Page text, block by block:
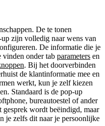
De te tonen
zijn volledig naar wens van
De informatie die je
vinden onder tab parameters en
. Bij het doorverbinden
de klantinformatie mee en
werkt, kun je zelf kiezen
Standaard is de pop-up
bureautoestel of ander
wordt beëindigd, maar
je zelfs dit naar je persoonlijke